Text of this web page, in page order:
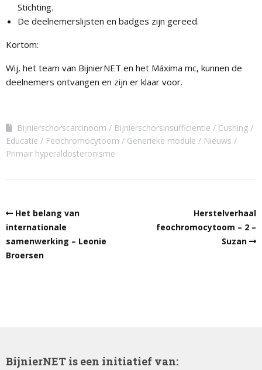
Stichting.
De deelnemerslijsten en badges zijn gereed.
Kortom:
Wij, het team van BijnierNET en het Máxima mc, kunnen de
deelnemers ontvangen en zijn er klaar voor.
Bijnierschorscarcinoom Bijnierschorsinsufficientie
Cushing
Educatie
Feochromocytoom Generieke module
Nieuws
Primair hyperaldosteronisme
Het belang van
internationale
samenwerking – Leonie
Broersen
Herstelverhaal
feochromocytoom – 2 –
Suzan
BijnierNET is een initiatief van: